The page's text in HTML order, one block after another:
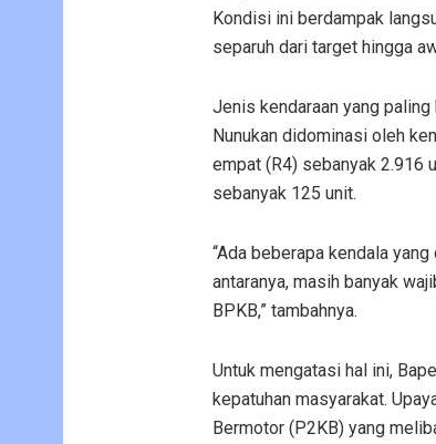
Kondisi ini berdampak
separuh dari target hingga
Jenis kendaraan yang
Nunukan didominasi oleh
empat (R4) sebanyak 2.916
sebanyak 125 unit.
“Ada beberapa kendala
antaranya, masih banyak
BPKB,” tambahnya.
Untuk mengatasi hal ini,
kepatuhan masyarakat.
Bermotor (P2KB) yang